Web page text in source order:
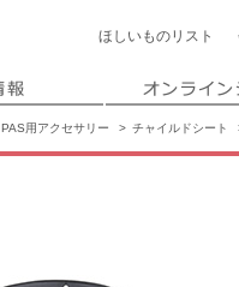
ほしいもの リスト
PAS用アクセサリー チャイルドシート